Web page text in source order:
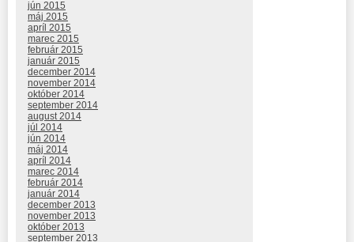
jún 2015
máj 2015
apríl 2015
marec 2015
február 2015
január 2015
december 2014
november 2014
október 2014
september 2014
august 2014
júl 2014
jún 2014
máj 2014
apríl 2014
marec 2014
február 2014
január 2014
december 2013
november 2013
október 2013
september 2013